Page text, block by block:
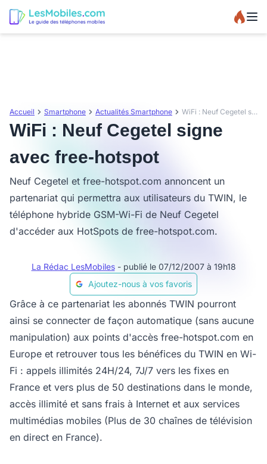
Accueil Smartphone Actualités Smartphone WiFi : Neuf Cegetel signe avec free-hotspot
WiFi : Neuf Cegetel signe
avec free-hotspot
Neuf Cegetel et free-hotspot.com annoncent un
partenariat qui permettra aux utilisateurs du TWIN, le
téléphone hybride GSM-Wi-Fi de Neuf Cegetel
d'accéder aux HotSpots de free-hotspot.com.
La Rédac LesMobiles - publié le 07/12/2007 à 19h18
Ajoutez-nous à vos favoris
Grâce à ce partenariat les abonnés TWIN pourront
ainsi se connecter de façon automatique (sans aucune
manipulation) aux points d'accès free-hotspot.com en
Europe et retrouver tous les bénéfices du TWIN en Wi-
Fi : appels illimités 24H/24, 7J/7 vers les fixes en
France et vers plus de 50 destinations dans le monde,
accès illimité et sans frais à Internet et aux services
multimédias mobiles (Plus de 30 chaînes de télévision
en direct en France).